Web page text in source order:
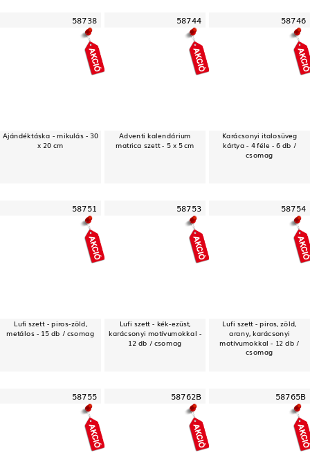
58738
Ajándéktáska - mikulás - 30
x 20 cm
58744
Adventi kalendárium
matrica szett - 5 x 5 cm
58746
Karácsonyi italosüveg
kártya - 4 féle - 6 db /
csomag
58751
Lufi szett - piros-zöld,
metálos - 15 db / csomag
58753
Lufi szett - kék-ezüst,
karácsonyi motívumokkal -
12 db / csomag
58754
Lufi szett - piros, zöld,
arany, karácsonyi
motívumokkal - 12 db /
csomag
58755 58762B 58765B